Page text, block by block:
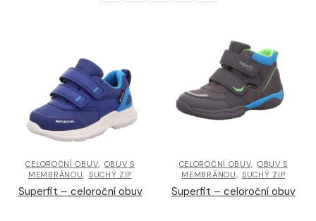
CELOROČNÍ OBUV, OBUV S
MEMBRÁNOU, SUCHÝ ZIP
Superfit – celoroční obuv
CELOROČNÍ OBUV, OBUV S
MEMBRÁNOU,SUCHÝ ZIP
Superfit – celoroční obuv